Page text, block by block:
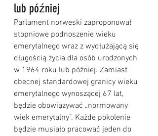
lub później
Parlament norweski zaproponował
stopniowe podnoszenie wieku
emerytalnego wraz z wydłużającą się
długością życia dla osób urodzonych
w 1964 roku lub później. Zamiast
obecnej standardowej granicy wieku
emerytalnego wynoszącej 67 lat,
będzie obowiązywać „normowany
wiek emerytalny”. Każde pokolenie
będzie musiało pracować jeden do